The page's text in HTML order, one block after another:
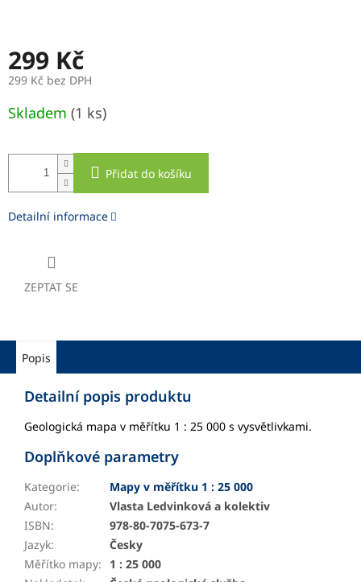
299 Kč
299 Kč bez DPH
cena:
Skladem (1 ks)
Přidat do košíku
Detailní informace
ZEPTAT SE
Popis
Detailní popis produktu
Geologická mapa v měřítku 1 : 25 000 s vysvětlivkami.
Doplňkové parametry
Kategorie:
Mapy v měřítku 1 : 25 000
Autor:
Vlasta Ledvinková a kolektiv
ISBN:
978-80-7075-673-7
Jazyk:
Česky
Měřítko mapy:
1 : 25 000